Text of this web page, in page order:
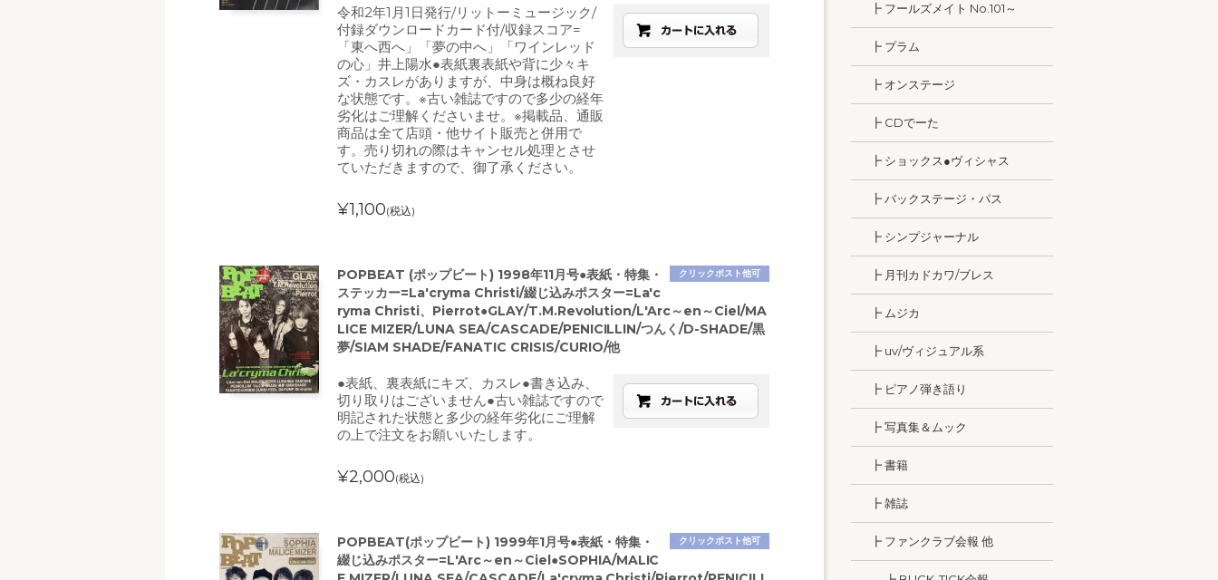
令和2年1月1日発行/リットーミュージック/
付録ダウンロードカード付/収録スコア=
「東へ西へ」「夢の中へ」「ワインレッド
の心」井上陽水●表紙裏表紙や背に少々キ
ズ・カスレがありますが、中身は概ね良好
な状態です。※古い雑誌ですので多少の経年
劣化はご理解くださいませ。※掲載品、通販
商品は全て店頭・他サイト販売と併用で
す。売り切れの際はキャンセル処理とさせ
ていただきますので、御了承ください。
¥1,100(税込)
クリックポスト他可
POPBEAT (ポップビート) 1998年11月号●表紙・特集・
ステッカー=La'cryma Christi/綴じ込みポスター=La'c
ryma Christi、Pierrot●GLAY/T.M.Revolution/L'Arc～en～Ciel/MA
LICE MIZER/LUNA SEA/CASCADE/PENICILLIN/つんく/D-SHADE/黒
夢/SIAM SHADE/FANATIC CRISIS/CURIO/他
●表紙、裏表紙にキズ、カスレ●書き込み、
切り取りはございません●古い雑誌ですので
明記された状態と多少の経年劣化にご理解
の上で注文をお願いいたします。
¥2,000(税込)
クリックポスト他可
POPBEAT(ポップビート) 1999年1月号●表紙・特集・
綴じ込みポスター=L'Arc～en～Ciel●SOPHIA/MALIC
┣ フールズメイト No.101～
┣ プラム
┣ オンステージ
┣ CDでーた
┣ ショックス●ヴィシャス
┣ バックステージ・パス
┣ シンプジャーナル
┣ 月刊カドカワ/ブレス
┣ ムジカ
┣ uv/ヴィジュアル系
┣ ピアノ弾き語り
┣ 写真集＆ムック
┣ 書籍
┣ 雑誌
┣ ファンクラブ会報 他